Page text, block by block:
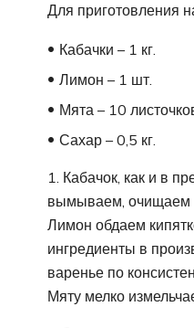
Для приготовления
Кабачки – 1 кг.
Лимон – 1 шт.
Мята – 10
Сахар – 0,5 кг.
1. Кабачок, как и в
вымываем, очищаем
Лимон обдаем
ингредиенты в
варенье по
Мяту мелко